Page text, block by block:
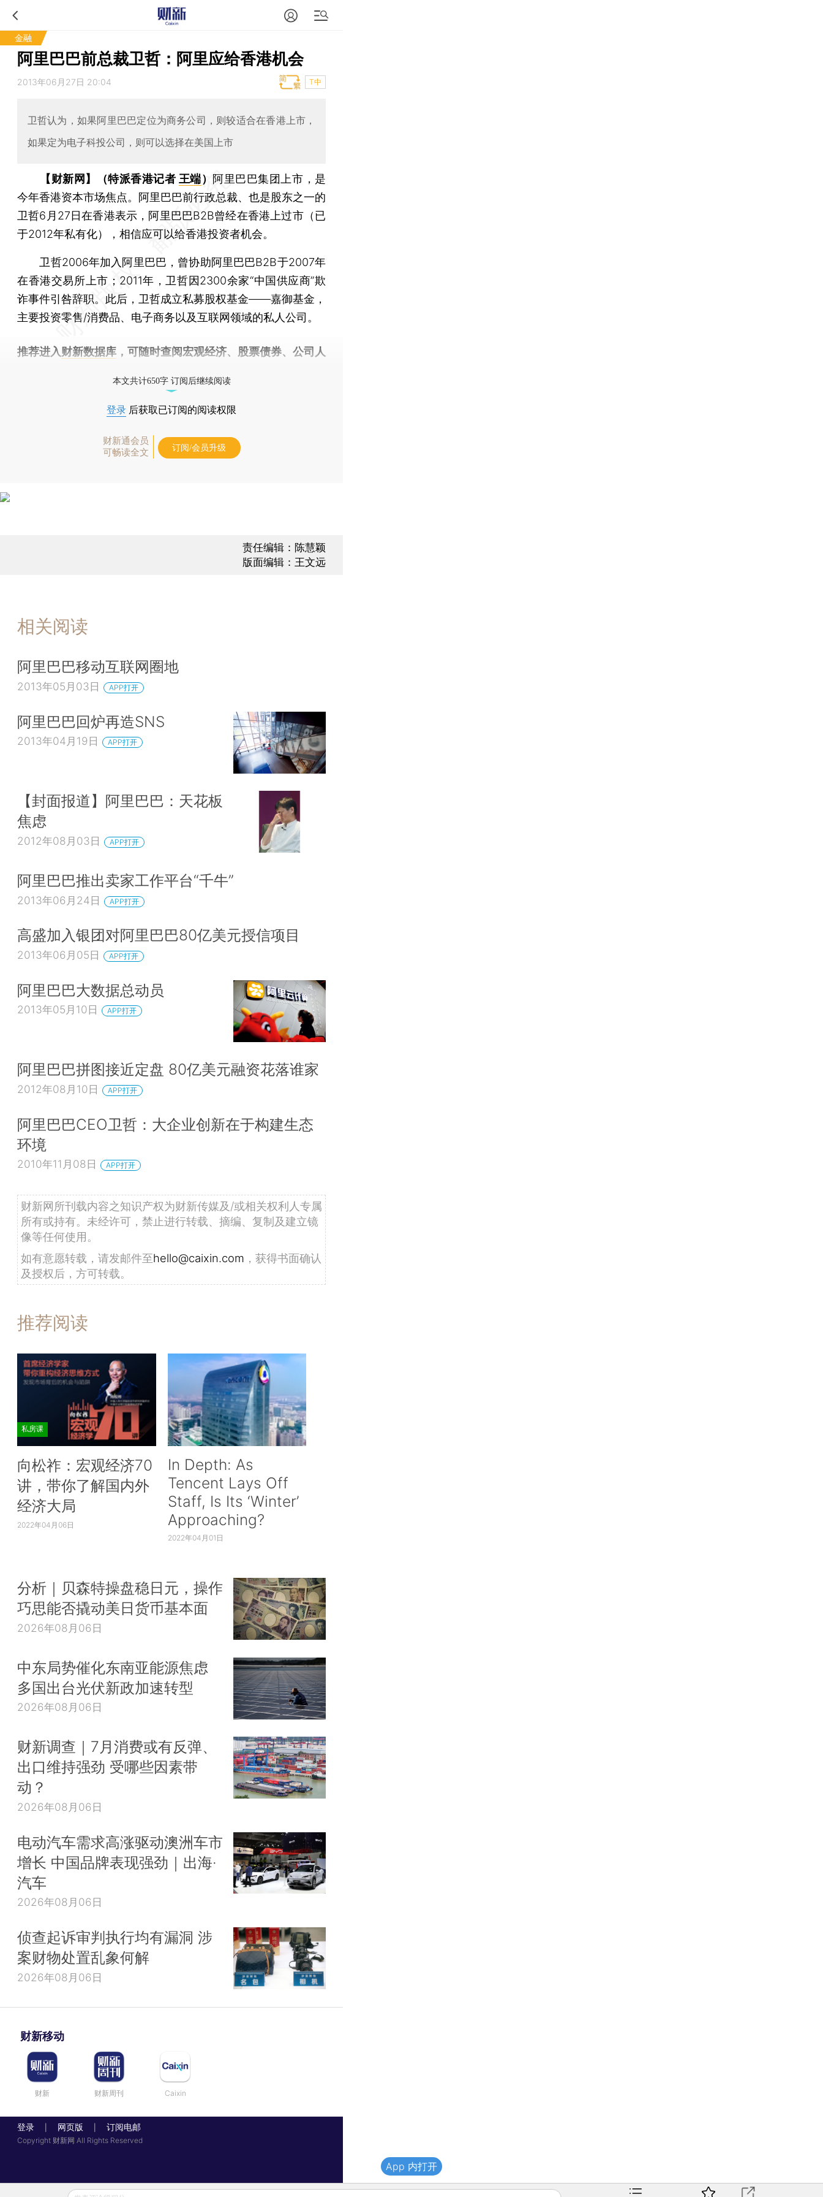
金融
阿里巴巴前总裁卫哲：阿里应给香港机会
2013年06月27日 20:04 T中
卫哲认为，如果阿里巴巴定位为商务公司，则较适合在香港上市，
如果定为电子科投公司，则可以选择在美国上市
【财新网】（特派香港记者 王端） 阿里巴巴集团上市，是
今年香港资本市场焦点。阿里巴巴前行政总裁、也是股东之一的
卫哲6月27日在香港表示，阿里巴巴B2B曾经在香港上过市（已
于2012年私有化），相信应可以给香港投资者机会。
卫哲2006年加入阿里巴巴，曾协助阿里巴巴B2B于2007年
在香港交易所上市；2011年，卫哲因2300余家“中国供应商”欺
诈事件引咎辞职。此后，卫哲成立私募股权基金——嘉御基金，
主要投资零售/消费品、电子商务以及互联网领域的私人公司。
推荐进入财新数据库 ，可随时查阅宏观经济、股票债券、公司人
本文共计650字 订阅后继续阅读
登录 后获取已订阅的阅读权限
财新通会员
可畅读全文
订阅/会员升级
责任编辑：陈慧颖
版面编辑：王文远
相关阅读
阿里巴巴移动互联网圈地
2013年05月03日 APP打开
阿里巴巴回炉再造SNS
2013年04月19日 APP打开
【封面报道】阿里巴巴：天花板
焦虑
2012年08月03日 APP打开
阿里巴巴推出卖家工作平台“千牛”
2013年06月24日 APP打开
高盛加入银团对阿里巴巴80亿美元授信项目
2013年06月05日 APP打开
阿里巴巴大数据总动员
2013年05月10日 APP打开
阿里巴巴拼图接近定盘 80亿美元融资花落谁家
2012年08月10日 APP打开
阿里巴巴CEO卫哲：大企业创新在于构建生态
环境
2010年11月08日 APP打开
财新网所刊载内容之知识产权为财新传媒及/或相关权利人专属
所有或持有。未经许可，禁止进行转载、摘编、复制及建立镜
像等任何使用。
如有意愿转载，请发邮件至hello@caixin.com ，获得书面确认
及授权后，方可转载。
推荐阅读
私房课
向松祚：宏观经济70
讲，带你了解国内外
经济大局
2022年04月06日
In Depth: As
Tencent Lays Off
Staff, Is Its ‘Winter’
Approaching?
2022年04月01日
分析｜贝森特操盘稳日元，操作
巧思能否撬动美日货币基本面
2026年08月06日
中东局势催化东南亚能源焦虑
多国出台光伏新政加速转型
2026年08月06日
财新调查｜7月消费或有反弹、
出口维持强劲 受哪些因素带
动？
2026年08月06日
电动汽车需求高涨驱动澳洲车市
增长 中国品牌表现强劲｜出海·
汽车
2026年08月06日
侦查起诉审判执行均有漏洞 涉
案财物处置乱象何解
2026年08月06日
财新移动
财新 财新周刊 Caixin
登录 网页版 订阅电邮
Copyright 财新网 All Rights Reserved
App 内打开